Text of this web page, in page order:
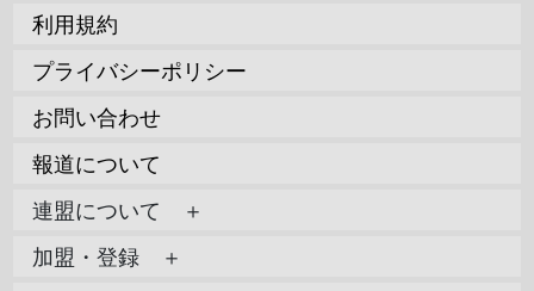
利用規約
プライバシーポリシー
お問い合わせ
報道について
連盟について ＋
加盟・登録 ＋